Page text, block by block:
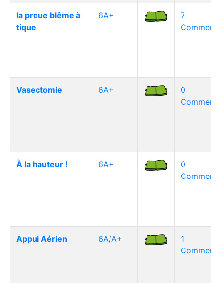
la proue blême à
tique
6A+
7
Vasectomie 6A+
0
À la hauteur ! 6A+
0
Appui Aérien 6A/A+
1